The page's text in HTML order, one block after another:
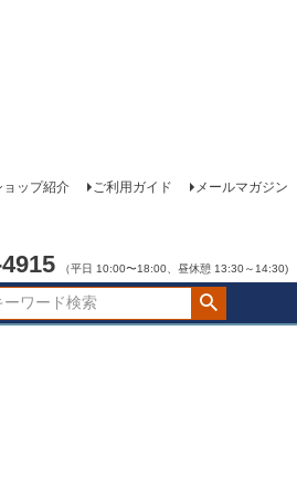
ョップ紹介 ご利用ガイド メールマガジン
（平日 10:00〜18:00、昼休憩 13:30～14:30)